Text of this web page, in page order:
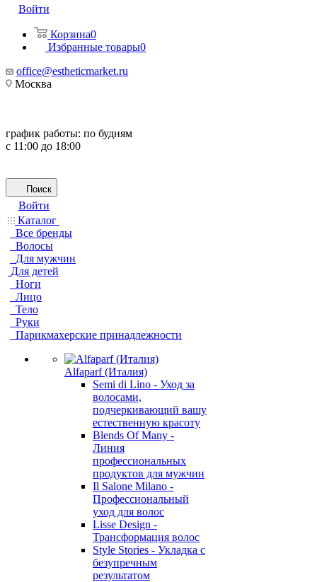
Войти
Корзина0
Избранные товары0
office@estheticmarket.ru
Москва
график работы: по будням
с 11:00 до 18:00
Поиск
Войти
Каталог
Все бренды
Волосы
Для мужчин
Для детей
Ноги
Лицо
Тело
Руки
Парикмахерские принадлежности
Alfaparf (Италия)
Semi di Lino - Уход за
волосами,
подчеркивающий вашу
естественную красоту
Blends Of Many -
Линия
профессиональных
продуктов для мужчин
Il Salone Milano -
Профессиональный
уход для волос
Lisse Design -
Трансформация волос
Style Stories - Укладка с
безупречным
результатом